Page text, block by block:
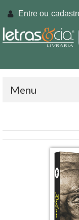
Entre ou
Menu